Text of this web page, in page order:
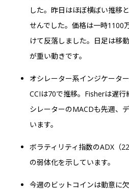
した。昨日はほぼ横ばい推移
せんでした。価格は一時1100
けて反落しました。日足は移
が重い動きです。
オシレーター系インジケータ
CCIは70で推移。Fisherは遅
シレーターのMACDも先週、
います。
ボラティリティ指数のADX（
の弱体化を示しています。
今週のビットコインは動意に